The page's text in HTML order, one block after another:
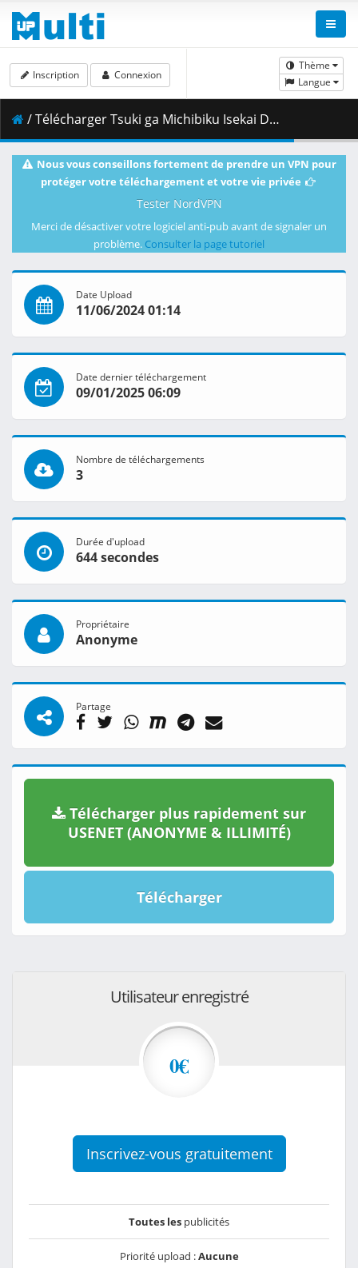
Thème
Langue
Inscription Connexion
/ Télécharger Tsuki ga Michibiku Isekai Douchuu - S02E21 - DUAL 720p WEB x264 -NanDesuKa (CR).mkv.002 ( 372.28 MB )
Nous vous conseillons fortement de prendre un VPN pour
protéger votre téléchargement et votre vie privée
Tester NordVPN
Merci de désactiver votre logiciel anti-pub avant de signaler un
problème. Consulter la page tutoriel
Date Upload
11/06/2024 01:14
Date dernier téléchargement
09/01/2025 06:09
Nombre de téléchargements
3
Durée d'upload
644 secondes
Propriétaire
Anonyme
Partage
Télécharger plus rapidement sur
USENET (ANONYME & ILLIMITÉ)
Télécharger
Utilisateur enregistré
0€
Inscrivez-vous gratuitement
Toutes les publicités
Priorité upload :Aucune